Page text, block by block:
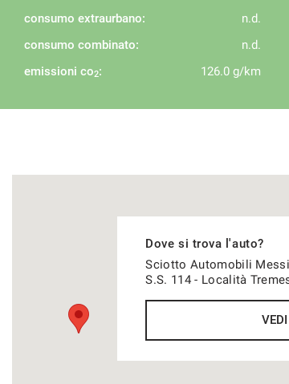
consumo extraurbano:
n.d.
consumo combinato:
n.d.
emissioni co2: 126.0 g/km
Dove si trova l'auto?
Sciotto Automobili
S.S. 114 - Località